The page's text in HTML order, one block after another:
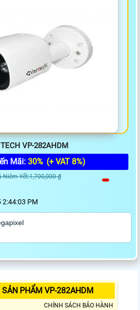
VP-282AHDM
Mãi: 30% (+ VAT 8%)
Niêm Yết:1,700,000 ₫
PM
PHẨM VP-282AHDM
CHÍNH SÁCH BẢO HÀNH